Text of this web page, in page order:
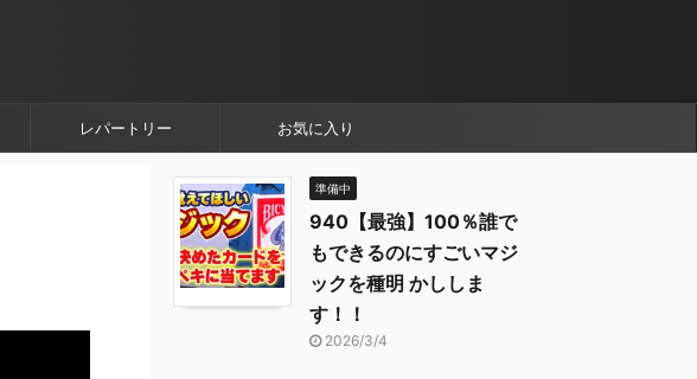
レパートリー お気に入り
準備中
940【最強】100％誰で
もできるのにすごいマジ
ックを種明 かししま
す！！
2026/3/4